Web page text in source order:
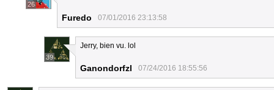
26
Furedo 07/01/2016 23:13:58
39
Jerry, bien vu. lol
Ganondorfzl 07/24/2016 18:55:56